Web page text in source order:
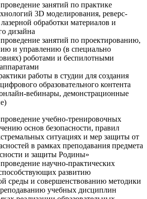
занятий по практике
3D моделирования, реверс-
обработки материалов и
дизайна
занятий по проектированию,
и управлению (в специально
роботами и беспилотными
работы в студии для создания
образовательного контента
вебинары, демонстрационные
учебно-тренировочных
основ безопасности, правил
ситуациях и мер защиты от
в рамках преподавания предмета
и защиты Родины»
научно-практических
развитию
среды и совершенствованию методики
учебных дисциплин